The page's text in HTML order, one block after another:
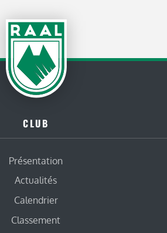
CLUB
Présentation
Actualités
Calendrier
Classement